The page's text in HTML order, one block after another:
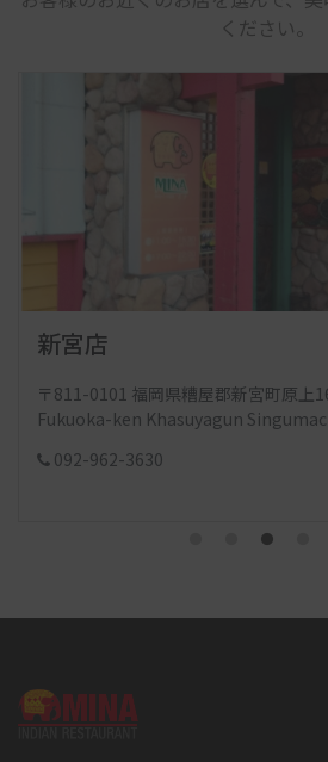
ください。
若松店
〒808-0064 福岡県北九州市若松区宮
2-chōme-2-33 Miyamaru,